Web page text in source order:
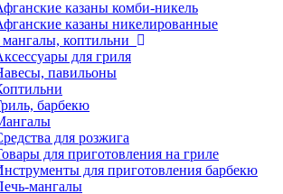
казаны комби-никель
казаны никелированные
коптильни
для гриля
павильоны
барбекю
для розжига
для приготовления на гриле
для приготовления барбекю
мангалы